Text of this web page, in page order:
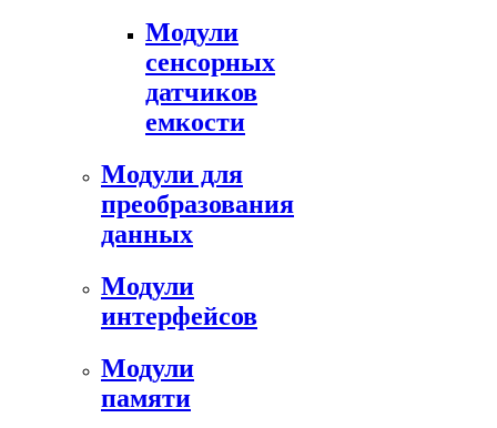
Модули
сенсорных
датчиков
емкости
Модули для
преобразования
данных
Модули
интерфейсов
Модули
памяти